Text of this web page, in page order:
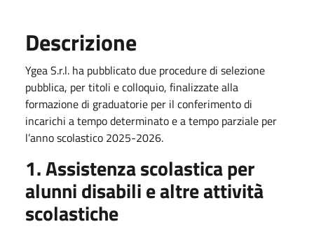
Descrizione
Ygea S.r.l. ha pubblicato due procedure di selezione
pubblica, per titoli e colloquio, finalizzate alla
formazione di graduatorie per il conferimento di
incarichi a tempo determinato e a tempo parziale per
l’anno scolastico 2025-2026.
1. Assistenza scolastica per
alunni disabili e altre attività
scolastiche